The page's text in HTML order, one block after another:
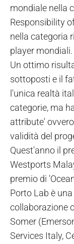
mondiale nella
Responsibility
nella categoria
player mondiali.
Un ottimo
sottoposti e il
l'unica realtà
categorie, ma
attribute'
validità del
Quest'anno il
Westports
premio di
Porto Lab è
collaborazione
Somer
Services Italy,